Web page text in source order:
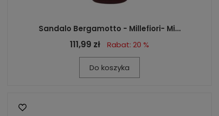
Sandalo Bergamotto - Millefiori- Mi...
111,99 zł Rabat: 20 %
Do koszyka